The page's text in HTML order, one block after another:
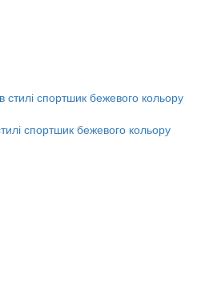
спортшик бежевого кольору